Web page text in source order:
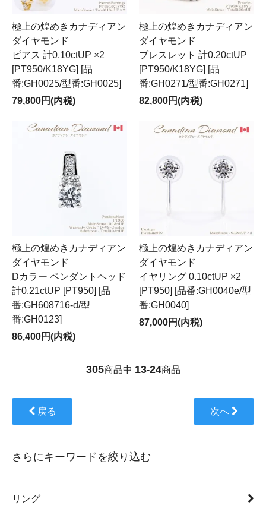
極上の煌めきカナディアン
ダイヤモンド
ピアス 計0.10ctUP ×2
[PT950/K18YG] [品
番:GH0025/型番:GH0025]
79,800円(内税)
極上の煌めきカナディアン
ダイヤモンド
ブレスレット 計0.20ctUP
[PT950/K18YG] [品
番:GH0271/型番:GH0271]
82,800円(内税)
極上の煌めきカナディアン
ダイヤモンド
Dカラー ペンダントヘッド
計0.21ctUP [PT950] [品
番:GH608716-d/型
番:GH0123]
86,400円(内税)
極上の煌めきカナディアン
ダイヤモンド
イヤリング 0.10ctUP ×2
[PT950] [品番:GH0040e/型
番:GH0040]
87,000円(内税)
305商品中 13-24商品
戻る 次へ
さらにキーワードを絞り込む
リング